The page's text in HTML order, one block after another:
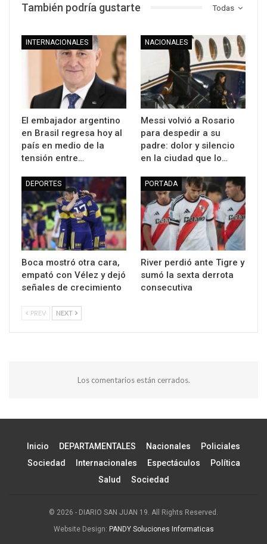
Todas
También podría gustarte
INTERNACIONALES
El embajador argentino
en Brasil regresa hoy al
país en medio de la
tensión entre…
NACIONALES
Messi volvió a Rosario
para despedir a su
padre: dolor y silencio
en la ciudad que lo…
DEPORTES
Boca mostró otra cara,
empató con Vélez y dejó
señales de crecimiento
PORTADA
River perdió ante Tigre y
sumó la sexta derrota
consecutiva
PREV NEXT
Los comentarios están cerrados.
Inicio DEPARTAMENTALES Nacionales
Policiales
Sociedad
Internacionales Espectáculos
Política
Salud
Sociedad
© 2026 - DIARIO SAN JUAN 19. All Rights Reserved.
Website Design: PANDY Soluciones Informaticas